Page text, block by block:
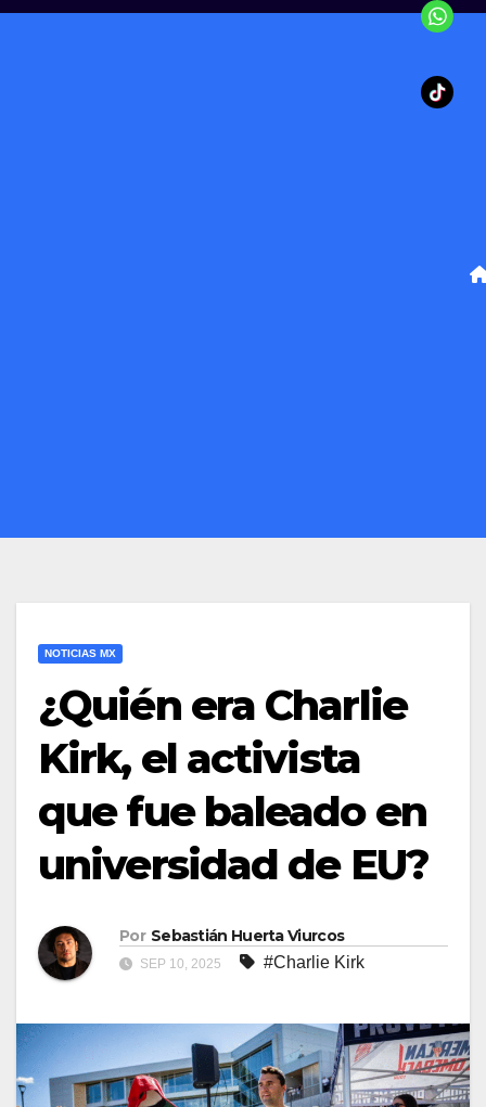
NOTICIAS MX
¿Quién era Charlie
Kirk, el activista
que fue baleado en
universidad de EU?
Por Sebastián Huerta Viurcos
SEP 10, 2025 #Charlie Kirk